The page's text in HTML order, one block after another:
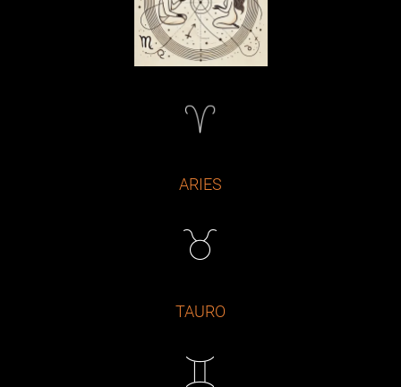
ARIES
TAURO